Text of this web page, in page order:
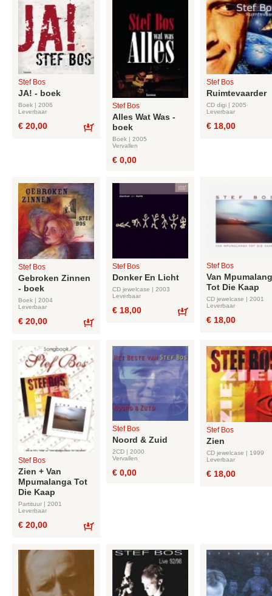
Stef Bos
JA! - boek
Boek | 2006
Leverbaar
€ 20,00
Stef Bos
Alles Wat Was -
boek
Boek | 2005
Vervallen
€ 0,00
Stef Bos
Ruimtevaarder
CD digi | 2005
Leverbaar
€ 18,00
Stef Bos
Gebroken Zinnen
- boek
Boek | 2004
Leverbaar
€ 20,00
Stef Bos
Donker En Licht
CD jewelcase | 2003
Leverbaar
€ 18,00
Stef Bos
Van
Tot Die Kaap
CD jewelcase | 2001
Leverbaar
€ 18,00
Stef Bos
Zien + Van
Mpumalanga Tot
Die Kaap
Partituur | 2001
Leverbaar
€ 20,00
Stef Bos
Noord & Zuid
2CD | 2000
Vervallen
€ 0,00
Stef Bos
Zien
CD jewelcase | 1999
Leverbaar
€ 18,00